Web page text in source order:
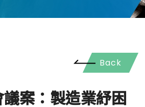
Back
案：製造業紓困